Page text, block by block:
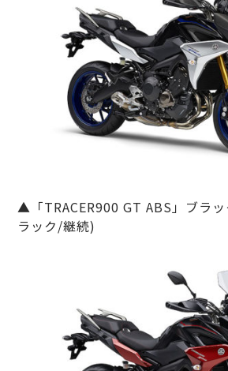
▲「TRACER900 GT ABS」ブラ
ラック/継続)